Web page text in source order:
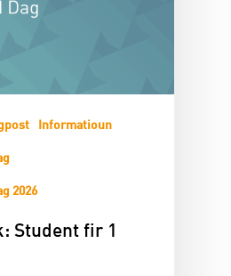
Informatioun
2026
Student fir 1